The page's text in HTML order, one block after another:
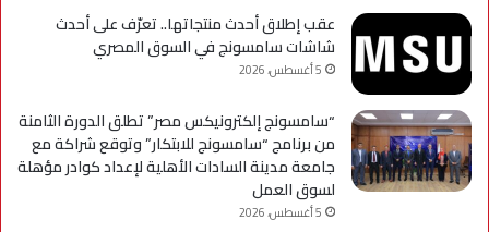
عقب إطلاق أحدث منتجاتها.. تعرّف على أحدث
شاشات سامسونج في السوق المصري
5 أغسطس، 2026
“سامسونج إلكترونيكس مصر” تطلق الدورة الثامنة
من برنامج “سامسونج للابتكار” وتوقع شراكة مع
جامعة مدينة السادات الأهلية لإعداد كوادر مؤهلة
لسوق العمل
5 أغسطس، 2026